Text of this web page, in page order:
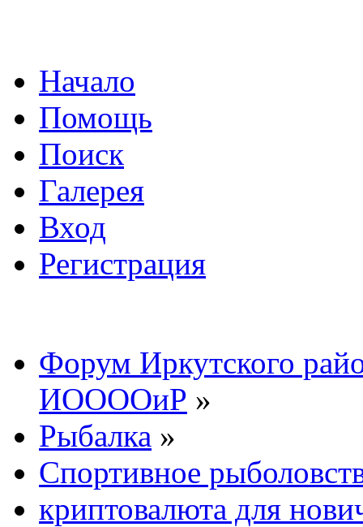
Начало
Помощь
Поиск
Галерея
Вход
Регистрация
Форум Иркутского
ИООООиР »
Рыбалка »
Спортивное
криптовалюта для